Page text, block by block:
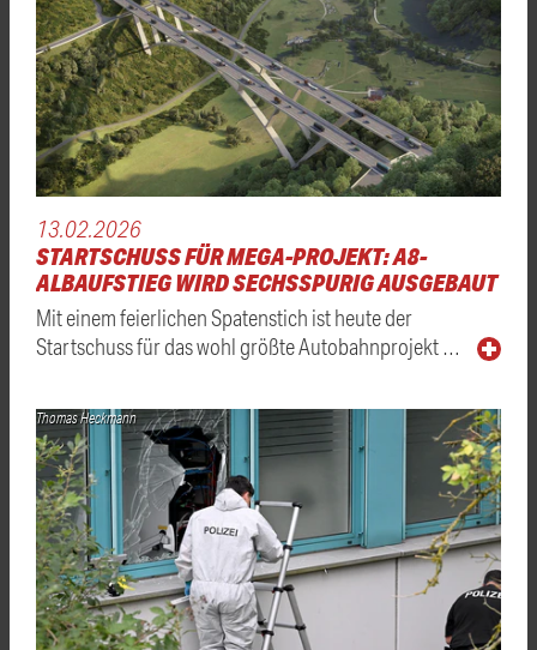
13.02.2026
STARTSCHUSS FÜR MEGA-PROJEKT: A8-
ALBAUFSTIEG WIRD SECHSSPURIG AUSGEBAUT
Mit einem feierlichen Spatenstich ist heute der
Startschuss für das wohl größte Autobahnprojekt …
Thomas Heckmann